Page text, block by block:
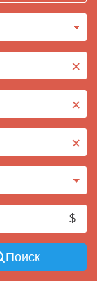
×
×
×
Поиск